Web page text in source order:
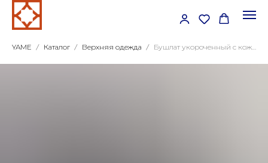
YAME Каталог Верхняя одежда Бушлат укороченный с кожаными вставками